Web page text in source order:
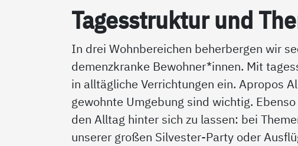
Ta­ges­struk­tur und
In drei Wohnbereichen beherbergen wir
demenzkranke Bewohner*innen. Mit
in alltägliche Verrichtungen ein. Apropos
gewohnte Umgebung sind wichtig.
den Alltag hinter sich zu lassen: bei
unserer großen Silvester-Party oder